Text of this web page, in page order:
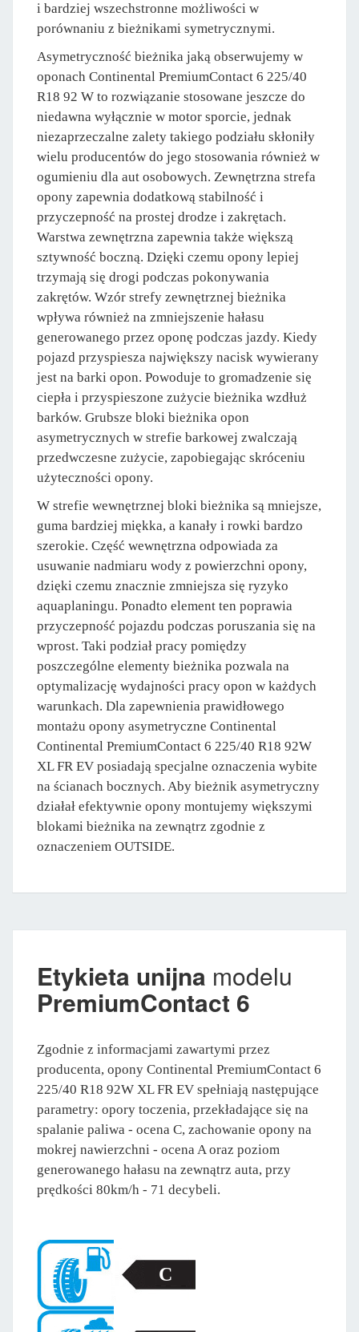
i bardziej wszechstronne możliwości w
porównaniu z bieżnikami symetrycznymi.
Asymetryczność bieżnika jaką obserwujemy w
oponach Continental PremiumContact 6 225/40
R18 92 W to rozwiązanie stosowane jeszcze do
niedawna wyłącznie w motor sporcie, jednak
niezaprzeczalne zalety takiego podziału skłoniły
wielu producentów do jego stosowania również w
ogumieniu dla aut osobowych. Zewnętrzna strefa
opony zapewnia dodatkową stabilność i
przyczepność na prostej drodze i zakrętach.
Warstwa zewnętrzna zapewnia także większą
sztywność boczną. Dzięki czemu opony lepiej
trzymają się drogi podczas pokonywania
zakrętów. Wzór strefy zewnętrznej bieżnika
wpływa również na zmniejszenie hałasu
generowanego przez oponę podczas jazdy. Kiedy
pojazd przyspiesza największy nacisk wywierany
jest na barki opon. Powoduje to gromadzenie się
ciepła i przyspieszone zużycie bieżnika wzdłuż
barków. Grubsze bloki bieżnika opon
asymetrycznych w strefie barkowej zwalczają
przedwczesne zużycie, zapobiegając skróceniu
użyteczności opony.
W strefie wewnętrznej bloki bieżnika są mniejsze,
guma bardziej miękka, a kanały i rowki bardzo
szerokie. Część wewnętrzna odpowiada za
usuwanie nadmiaru wody z powierzchni opony,
dzięki czemu znacznie zmniejsza się ryzyko
aquaplaningu. Ponadto element ten poprawia
przyczepność pojazdu podczas poruszania się na
wprost. Taki podział pracy pomiędzy
poszczególne elementy bieżnika pozwala na
optymalizację wydajności pracy opon w każdych
warunkach. Dla zapewnienia prawidłowego
montażu opony asymetryczne Continental
Continental PremiumContact 6 225/40 R18 92W
XL FR EV posiadają specjalne oznaczenia wybite
na ścianach bocznych. Aby bieżnik asymetryczny
działał efektywnie opony montujemy większymi
blokami bieżnika na zewnątrz zgodnie z
oznaczeniem OUTSIDE.
Etykieta unijna modelu
PremiumContact 6
Zgodnie z informacjami zawartymi przez
producenta, opony Continental PremiumContact 6
225/40 R18 92W XL FR EV spełniają następujące
parametry: opory toczenia, przekładające się na
spalanie paliwa - ocena C, zachowanie opony na
mokrej nawierzchni - ocena A oraz poziom
generowanego hałasu na zewnątrz auta, przy
prędkości 80km/h - 71 decybeli.
C